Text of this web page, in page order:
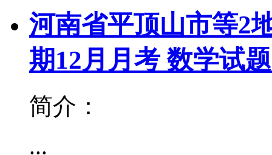
河南省平顶山市等2
期12月月考 数学试
简介：
...